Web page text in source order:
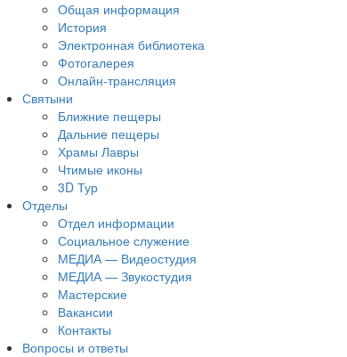
Общая информация
История
Электронная библиотека
Фотогалерея
Онлайн-трансляция
Святыни
Ближние пещеры
Дальние пещеры
Храмы Лавры
Чтимые иконы
3D Тур
Отделы
Отдел информации
Социальное служение
МЕДИА — Видеостудия
МЕДИА — Звукостудия
Мастерские
Вакансии
Контакты
Вопросы и ответы